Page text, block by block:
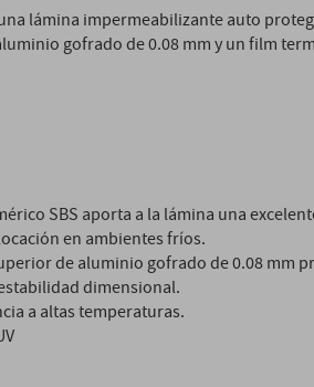
una lámina impermeabilizante auto
gofrado de 0.08 mm y un film
SBS aporta a la lámina una
en ambientes fríos.
de aluminio gofrado de 0.08 mm
dimensional.
a altas temperaturas.